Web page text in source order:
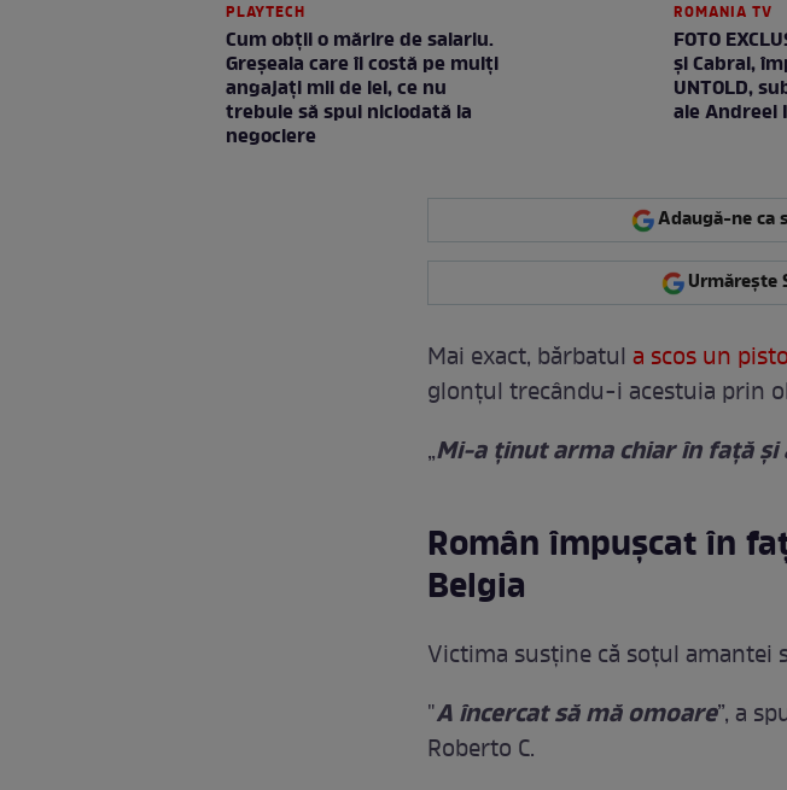
PLAYTECH
Cum obții o mărire de salariu.
Greșeala care îi costă pe mulți
angajați mii de lei, ce nu
trebuie să spui niciodată la
negociere
ROMANIA TV
FOTO
şi Cabral,
UNTOLD,
ale Andreei
Adaugă-ne ca
Urmărește
Mai exact, bărbatul a scos un
glonțul trecându-i acestuia prin
„Mi-a ținut arma chiar în față și
Român împușcat în
Belgia
Victima susține că soțul amantei
"A încercat să mă omoare”, a
Roberto C.